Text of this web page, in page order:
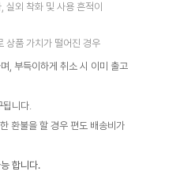
실외 착화 및 사용 흔적이
상품 가치가 떨어진 경우
, 부득이하게 취소 시 이미 출고
됩니다.
환불을 할 경우 편도 배송비가
합니다.